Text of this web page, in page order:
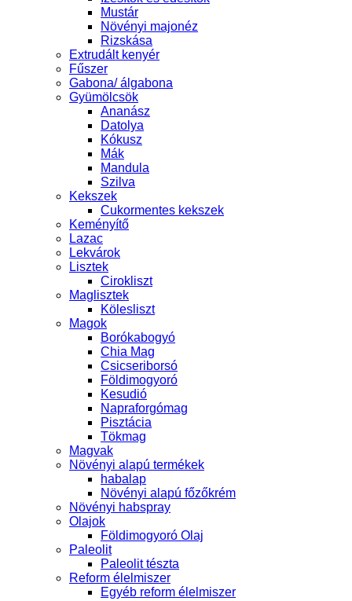
Mustár
Növényi majonéz
Rizskása
Extrudált kenyér
Fűszer
Gabona/ álgabona
Gyümölcsök
Ananász
Datolya
Kókusz
Mák
Mandula
Szilva
Kekszek
Cukormentes kekszek
Keményítő
Lazac
Lekvárok
Lisztek
Cirokliszt
Maglisztek
Kölesliszt
Magok
Borókabogyó
Chia Mag
Csicseriborsó
Földimogyoró
Kesudió
Napraforgómag
Pisztácia
Tökmag
Magvak
Növényi alapú termékek
habalap
Növényi alapú főzőkrém
Növényi habspray
Olajok
Földimogyoró Olaj
Paleolit
Paleolit tészta
Reform élelmiszer
Egyéb reform élelmiszer